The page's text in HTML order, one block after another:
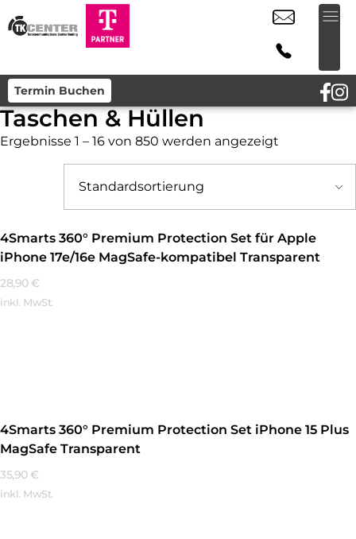
Termin Buchen
Taschen & Hüllen
Ergebnisse 1 – 16 von 850 werden angezeigt
4Smarts 360° Premium Protection Set für Apple
iPhone 17e/16e MagSafe-kompatibel Transparent
28,90 €
inkl. MwSt.
4Smarts 360° Premium Protection Set iPhone 15 Plus
MagSafe Transparent
35,90 €
inkl. MwSt.